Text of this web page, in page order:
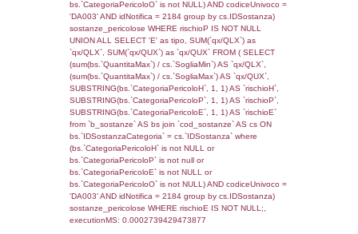
rofi.DescAltro FROM f_territori_limitrofi
cod_territori_tipologia ON
(f_territori_limitrofi.IDTipologiaTerritorio =
cod_territori_tipologia.IDTipologiaTerritorio)
(f_territori_limitrofi.IDTipoTerritorio =
cod_territori_tipologia.IDTerritorioTP)
(((f_territori_limitrofi.IDNotifica)=133) AND
((f_territori_limitrofi.IDTipoTerritorio)=8)),
0.072767972946167
sql: SELECT
reg_f_territori_limitrofi.Direzione,
reg_f_territori_limitrofi.Denominazione,